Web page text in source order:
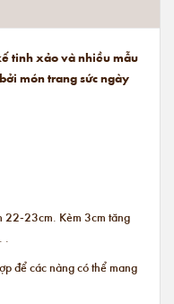
tinh xảo và nhiều mẫu
món trang sức ngày
22-23cm. Kèm 3cm tăng
.
để các nàng có thể mang